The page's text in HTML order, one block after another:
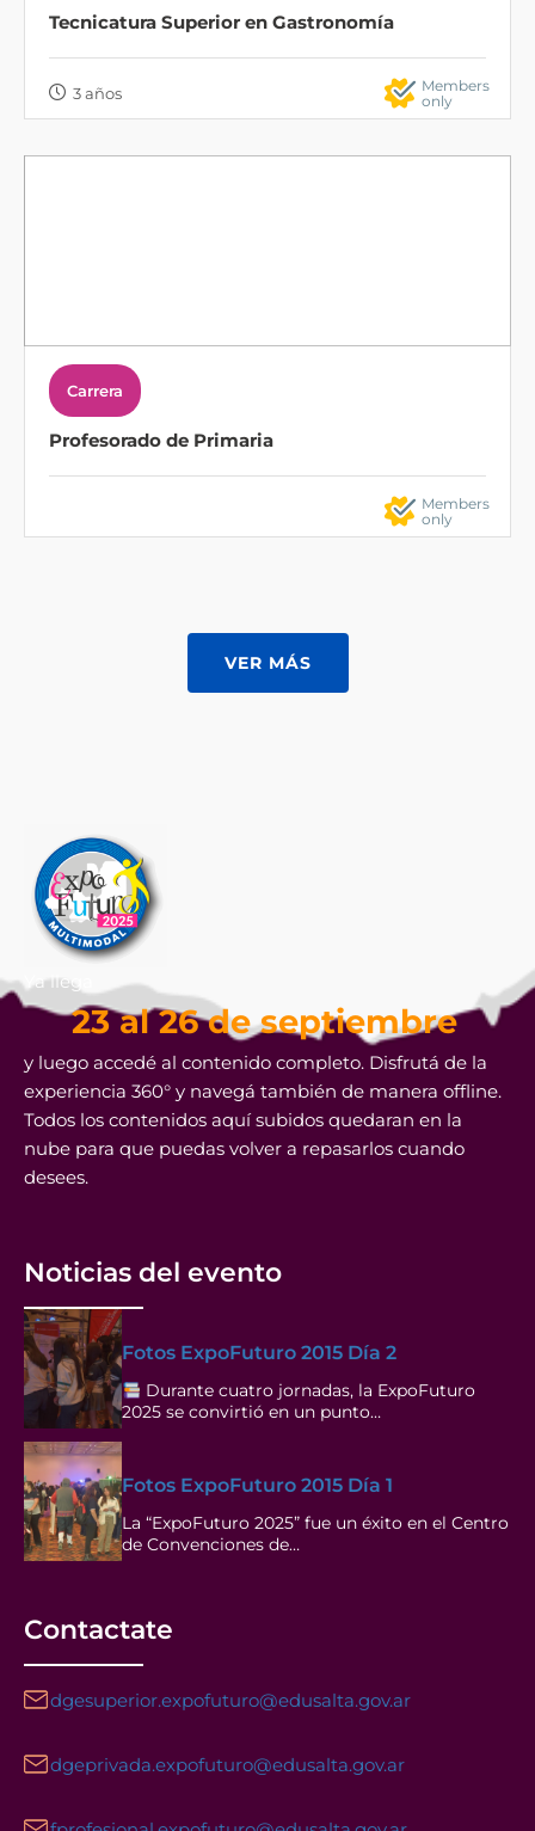
Tecnicatura Superior en Gastronomía
3 años
Members
only
Carrera
Profesorado de Primaria
Members
only
VER MÁS
Ya llega
23 al 26 de septiembre
y luego accedé al contenido completo. Disfrutá de la
experiencia 360° y navegá también de manera offline.
Todos los contenidos aquí subidos quedaran en la
nube para que puedas volver a repasarlos cuando
desees.
Noticias del evento
Fotos ExpoFuturo 2015 Día 2
Durante cuatro jornadas, la ExpoFuturo
2025 se convirtió en un punto…
Fotos ExpoFuturo 2015 Día 1
La “ExpoFuturo 2025” fue un éxito en el Centro
de Convenciones de…
Contactate
dgesuperior.expofuturo@edusalta.gov.ar
dgeprivada.expofuturo@edusalta.gov.ar